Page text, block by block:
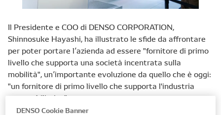
Il Presidente e COO di DENSO CORPORATION,
Shinnosuke Hayashi, ha illustrato le sfide da affrontare
per poter portare l’azienda ad essere "fornitore di primo
livello che supporta una società incentrata sulla
mobilità", un’importante evoluzione da quello che è oggi:
"un fornitore di primo livello che supporta l'industria
automobilistica".
DENSO Cookie Banner